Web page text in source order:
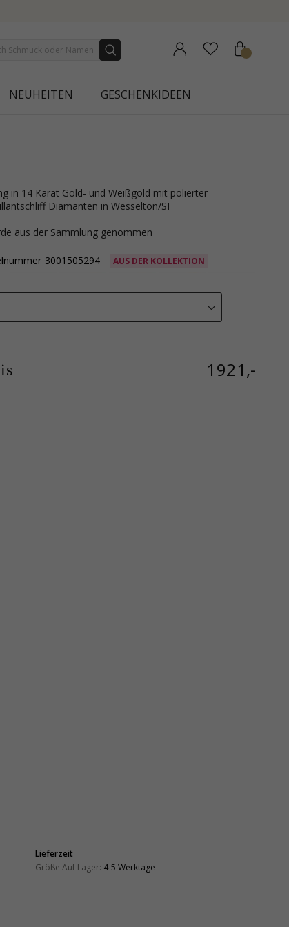
NEUHEITEN GESCHENKIDEEN
Diamanten in Wesselton/SI
aus der Sammlung genommen
3001505294 AUS DER KOLLEKTION
1921,-
Lieferzeit
Größe Auf Lager: 4-5 Werktage